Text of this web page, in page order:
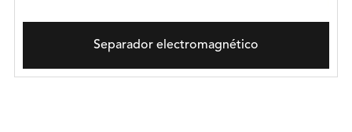
Separador electromagnético